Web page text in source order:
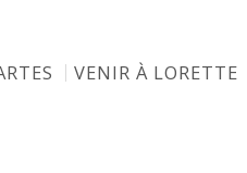
VENIR À LORETTE